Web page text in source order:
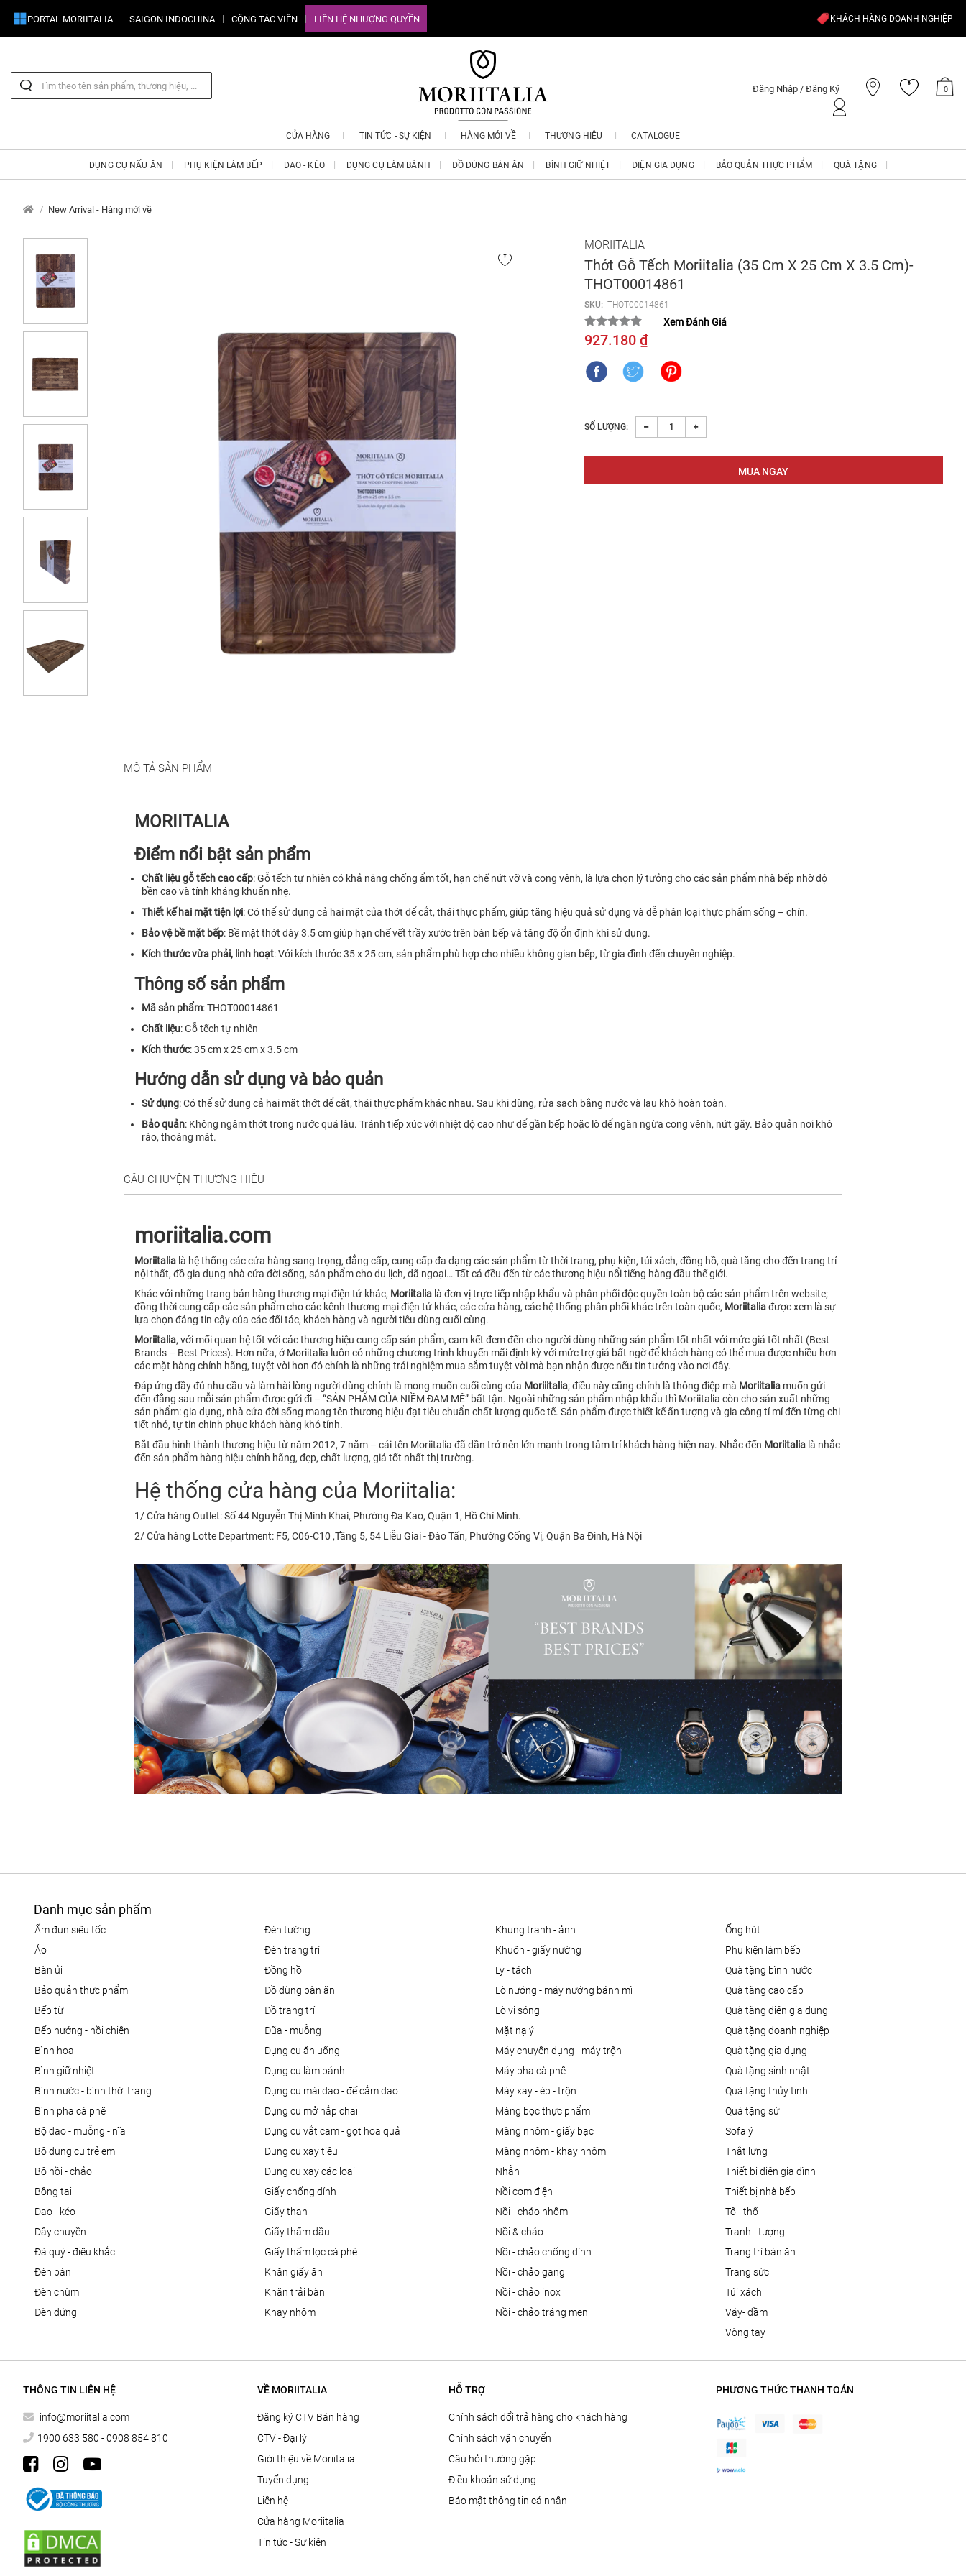
PORTAL MORIITALIA SAIGON INDOCHINA CỘNG TÁC VIÊN LIÊN HỆ NHƯỢNG QUYỀN KHÁCH HÀNG DOANH NGHIỆP
Đăng Nhập / Đăng Ký 0
CỬA HÀNG TIN TỨC - SỰ KIỆN HÀNG MỚI VỀ THƯƠNG HIỆU CATALOGUE
DỤNG CỤ NẤU ĂN PHỤ KIỆN LÀM BẾP DAO - KÉO DỤNG CỤ LÀM BÁNH ĐỒ DÙNG BÀN ĂN BÌNH GIỮ NHIỆT ĐIỆN GIA DỤNG BẢO QUẢN THỰC PHẨM QUÀ TẶNG
New Arrival - Hàng mới về
MORIITALIA
Thớt Gỗ Tếch Moriitalia (35 Cm X 25 Cm X 3.5 Cm)-
THOT00014861
SKU: THOT00014861
Xem Đánh Giá
927.180 ₫
SỐ LƯỢNG:
MÔ TẢ SẢN PHẨM
MORIITALIA
Điểm nổi bật sản phẩm
Chất liệu gỗ tếch cao cấp: Gỗ tếch tự nhiên có khả năng chống ẩm tốt, hạn chế nứt vỡ và cong vênh, là lựa chọn lý tưởng cho các sản phẩm nhà bếp nhờ độ
bền cao và tính kháng khuẩn nhẹ.
Thiết kế hai mặt tiện lợi: Có thể sử dụng cả hai mặt của thớt để cắt, thái thực phẩm, giúp tăng hiệu quả sử dụng và dễ phân loại thực phẩm sống – chín.
Bảo vệ bề mặt bếp: Bề mặt thớt dày 3.5 cm giúp hạn chế vết trầy xước trên bàn bếp và tăng độ ổn định khi sử dụng.
Kích thước vừa phải, linh hoạt: Với kích thước 35 x 25 cm, sản phẩm phù hợp cho nhiều không gian bếp, từ gia đình đến chuyên nghiệp.
Thông số sản phẩm
Mã sản phẩm: THOT00014861
Chất liệu: Gỗ tếch tự nhiên
Kích thước: 35 cm x 25 cm x 3.5 cm
Hướng dẫn sử dụng và bảo quản
Sử dụng: Có thể sử dụng cả hai mặt thớt để cắt, thái thực phẩm khác nhau. Sau khi dùng, rửa sạch bằng nước và lau khô hoàn toàn.
Bảo quản: Không ngâm thớt trong nước quá lâu. Tránh tiếp xúc với nhiệt độ cao như để gần bếp hoặc lò để ngăn ngừa cong vênh, nứt gãy. Bảo quản nơi khô
ráo, thoáng mát.
CÂU CHUYỆN THƯƠNG HIỆU
moriitalia.com
Moriitalia là hệ thống các cửa hàng sang trọng, đẳng cấp, cung cấp đa dạng các sản phẩm từ thời trang, phụ kiện, túi xách, đồng hồ, quà tăng cho đến trang trí
nội thất, đồ gia dụng nhà cửa đời sống, sản phẩm cho du lịch, dã ngoại… Tất cả đều đến từ các thương hiệu nổi tiếng hàng đầu thế giới.
Khác với những trang bán hàng thương mại điện tử khác, Moriitalia là đơn vị trực tiếp nhập khẩu và phân phối độc quyền toàn bộ các sản phẩm trên website;
đồng thời cung cấp các sản phẩm cho các kênh thương mại điện tử khác, các cửa hàng, các hệ thống phân phối khác trên toàn quốc, Moriitaliađược xem là sự
lựa chọn đáng tin cậy của các đối tác, khách hàng và người tiêu dùng cuối cùng.
Moriitalia, với mối quan hệ tốt với các thương hiệu cung cấp sản phẩm, cam kết đem đến cho người dùng những sản phẩm tốt nhất với mức giá tốt nhất (Best
Brands – Best Prices). Hơn nữa, ở Moriitalia luôn có những chương trình khuyến mãi định kỳ với mức trợ giá bất ngờ để khách hàng có thể mua được nhiều hơn
các mặt hàng chính hãng, tuyệt vời hơn đó chính là những trải nghiệm mua sắm tuyệt vời mà bạn nhận được nếu tin tưởng vào nơi đây.
Đáp ứng đầy đủ nhu cầu và làm hài lòng người dùng chính là mong muốn cuối cùng của Moriiitalia; điều này cũng chính là thông điệp mà Moriitalia muốn gửi
đến đằng sau mỗi sản phẩm được gửi đi – “SẢN PHẨM CỦA NIỀM ĐAM MÊ” bất tận. Ngoài những sản phẩm nhập khẩu thì Moriitalia còn cho sản xuất những
sản phẩm: gia dụng, nhà cửa đời sống mang tên thương hiệu đạt tiêu chuẩn chất lượng quốc tế. Sản phẩm được thiết kế ấn tượng và gia công tỉ mỉ đến từng chi
tiết nhỏ, tự tin chinh phục khách hàng khó tính.
Bắt đầu hình thành thương hiệu từ năm 2012, 7 năm – cái tên Moriitalia đã dần trở nên lớn mạnh trong tâm trí khách hàng hiện nay. Nhắc đến Moriitalia là nhắc
đến sản phẩm hàng hiệu chính hãng, đẹp, chất lượng, giá tốt nhất thị trường.
Hệ thống cửa hàng của Moriitalia:
1/ Cửa hàng Outlet: Số 44 Nguyễn Thị Minh Khai, Phường Đa Kao, Quận 1, Hồ Chí Minh.
2/ Cửa hàng Lotte Department: F5, C06-C10 ,Tầng 5, 54 Liễu Giai - Đào Tấn, Phường Cống Vị, Quận Ba Đình, Hà Nội
Danh mục sản phẩm
ấm đun siêu tốc
áo
bàn ủi
bảo quản thực phẩm
bếp từ
bếp nướng - nồi chiên
bình hoa
bình giữ nhiệt
bình nước - bình thời trang
bình pha cà phê
bộ dao - muỗng - nĩa
bộ dụng cụ trẻ em
bộ nồi - chảo
bông tai
dao - kéo
dây chuyền
đá quý - điêu khắc
đèn bàn
đèn chùm
đèn đứng
đèn tường
đèn trang trí
đồng hồ
đồ dùng bàn ăn
đồ trang trí
đũa - muỗng
dụng cụ ăn uống
dụng cụ làm bánh
dụng cụ mài dao - đế cắm dao
dụng cụ mở nắp chai
dụng cụ vắt cam - gọt hoa quả
dụng cụ xay tiêu
dụng cụ xay các loại
giấy chống dính
giấy than
giấy thấm dầu
giấy thấm lọc cà phê
khăn giấy ăn
khăn trải bàn
khay nhôm
khung tranh - ảnh
khuôn - giấy nướng
ly - tách
lò nướng - máy nướng bánh mì
lò vi sóng
mặt nạ ý
máy chuyên dụng - máy trộn
máy pha cà phê
máy xay - ép - trộn
màng bọc thực phẩm
màng nhôm - giấy bạc
màng nhôm - khay nhôm
nhẫn
nồi cơm điện
nồi - chảo nhôm
nồi & chảo
nồi - chảo chống dính
nồi - chảo gang
nồi - chảo inox
nồi - chảo tráng men
ống hút
phụ kiện làm bếp
quà tặng bình nước
quà tặng cao cấp
quà tặng điện gia dụng
quà tặng doanh nghiệp
quà tặng gia dụng
quà tặng sinh nhật
quà tặng thủy tinh
quà tặng sứ
sofa ý
thắt lưng
thiết bị điện gia đình
thiết bị nhà bếp
tô - thố
tranh - tượng
trang trí bàn ăn
trang sức
túi xách
váy- đầm
vòng tay
THÔNG TIN LIÊN HỆ
info@moriitalia.com
1900 633 580 - 0908 854 810
VỀ MORIITALIA
Đăng ký CTV Bán hàng
CTV - Đại lý
Giới thiệu về Moriitalia
Tuyển dụng
Liên hệ
Cửa hàng Moriitalia
Tin tức - Sự kiện
HỖ TRỢ
Chính sách đổi trả hàng cho khách hàng
Chính sách vận chuyển
Câu hỏi thường gặp
Điều khoản sử dụng
Bảo mật thông tin cá nhân
PHƯƠNG THỨC THANH TOÁN